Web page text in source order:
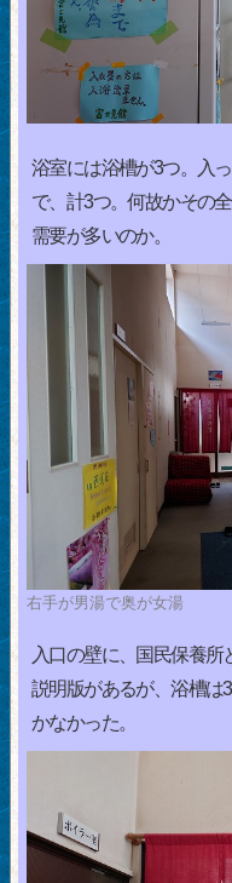
浴室には浴槽が3つ。入
で、計3つ。何故かその
需要が多いのか。
右手が男湯で奥が女湯
入口の壁に、国民保養
説明版があるが、浴槽は
かなかった。